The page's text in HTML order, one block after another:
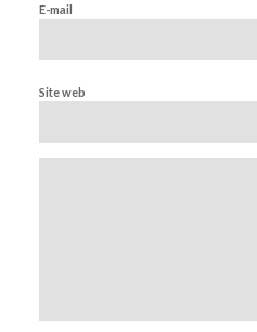
E-mail
Site web